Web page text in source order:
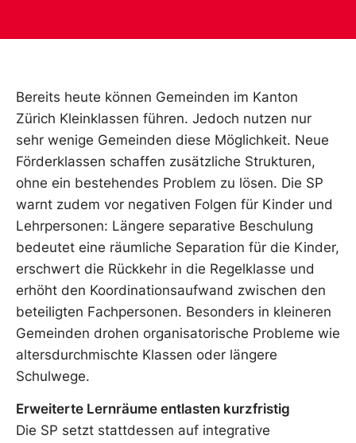
Bereits heute können Gemeinden im Kanton
Zürich Kleinklassen führen. Jedoch nutzen nur
sehr wenige Gemeinden diese Möglichkeit. Neue
Förderklassen schaffen zusätzliche Strukturen,
ohne ein bestehendes Problem zu lösen. Die SP
warnt zudem vor negativen Folgen für Kinder und
Lehrpersonen: Längere separative Beschulung
bedeutet eine räumliche Separation für die Kinder,
erschwert die Rückkehr in die Regelklasse und
erhöht den Koordinationsaufwand zwischen den
beteiligten Fachpersonen. Besonders in kleineren
Gemeinden drohen organisatorische Probleme wie
altersdurchmischte Klassen oder längere
Schulwege.
Erweiterte Lernräume entlasten kurzfristig
Die SP setzt stattdessen auf integrative